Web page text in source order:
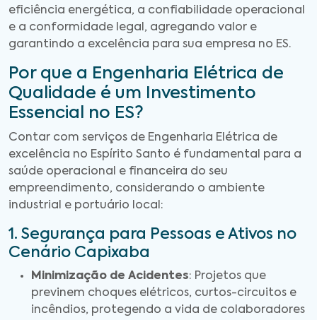
eficiência energética, a confiabilidade operacional
e a conformidade legal, agregando valor e
garantindo a excelência para sua empresa no ES.
Por que a Engenharia Elétrica de
Qualidade é um Investimento
Essencial no ES?
Contar com serviços de Engenharia Elétrica de
excelência no Espírito Santo é fundamental para a
saúde operacional e financeira do seu
empreendimento, considerando o ambiente
industrial e portuário local:
1. Segurança para Pessoas e Ativos no
Cenário Capixaba
Minimização de Acidentes: Projetos que
previnem choques elétricos, curtos-circuitos e
incêndios, protegendo a vida de colaboradores